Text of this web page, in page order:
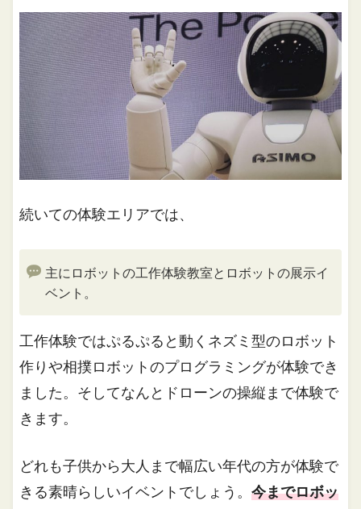
続いての体験エリアでは、
主にロボットの工作体験教室とロボットの展示イ
ベント。
工作体験ではぷるぷると動くネズミ型のロボット
作りや相撲ロボットのプログラミングが体験でき
ました。そしてなんとドローンの操縦まで体験で
きます。
どれも子供から大人まで幅広い年代の方が体験で
きる素晴らしいイベントでしょう。今までロボッ